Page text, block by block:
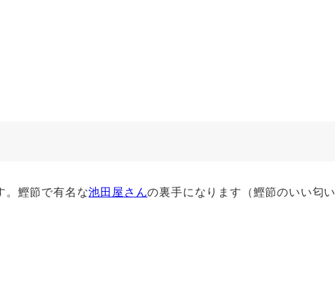
。鰹節で有名な池田屋さんの裏手になります（鰹節のいい匂い